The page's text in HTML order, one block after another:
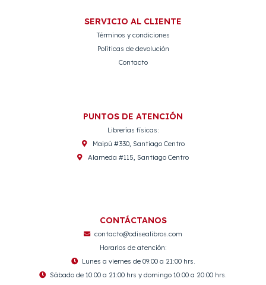
SERVICIO AL CLIENTE
Términos y condiciones
Políticas de devolución
Contacto
PUNTOS DE ATENCIÓN
Librerías físicas:
Maipú #330, Santiago Centro
Alameda #115, Santiago Centro
CONTÁCTANOS
contacto@odisealibros.com
Horarios de atención:
Lunes a viernes de 09:00 a 21:00 hrs.
Sábado de 10:00 a 21:00 hrs y domingo 10:00 a 20:00 hrs.